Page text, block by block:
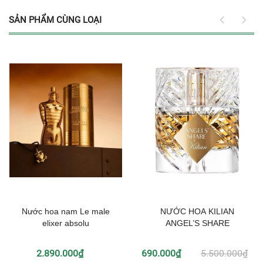
SẢN PHẨM CÙNG LOẠI
Nước hoa nam Le male
elixer absolu
2.890.000₫
NƯỚC HOA KILIAN
ANGEL’S SHARE
690.000₫ 5.500.000₫